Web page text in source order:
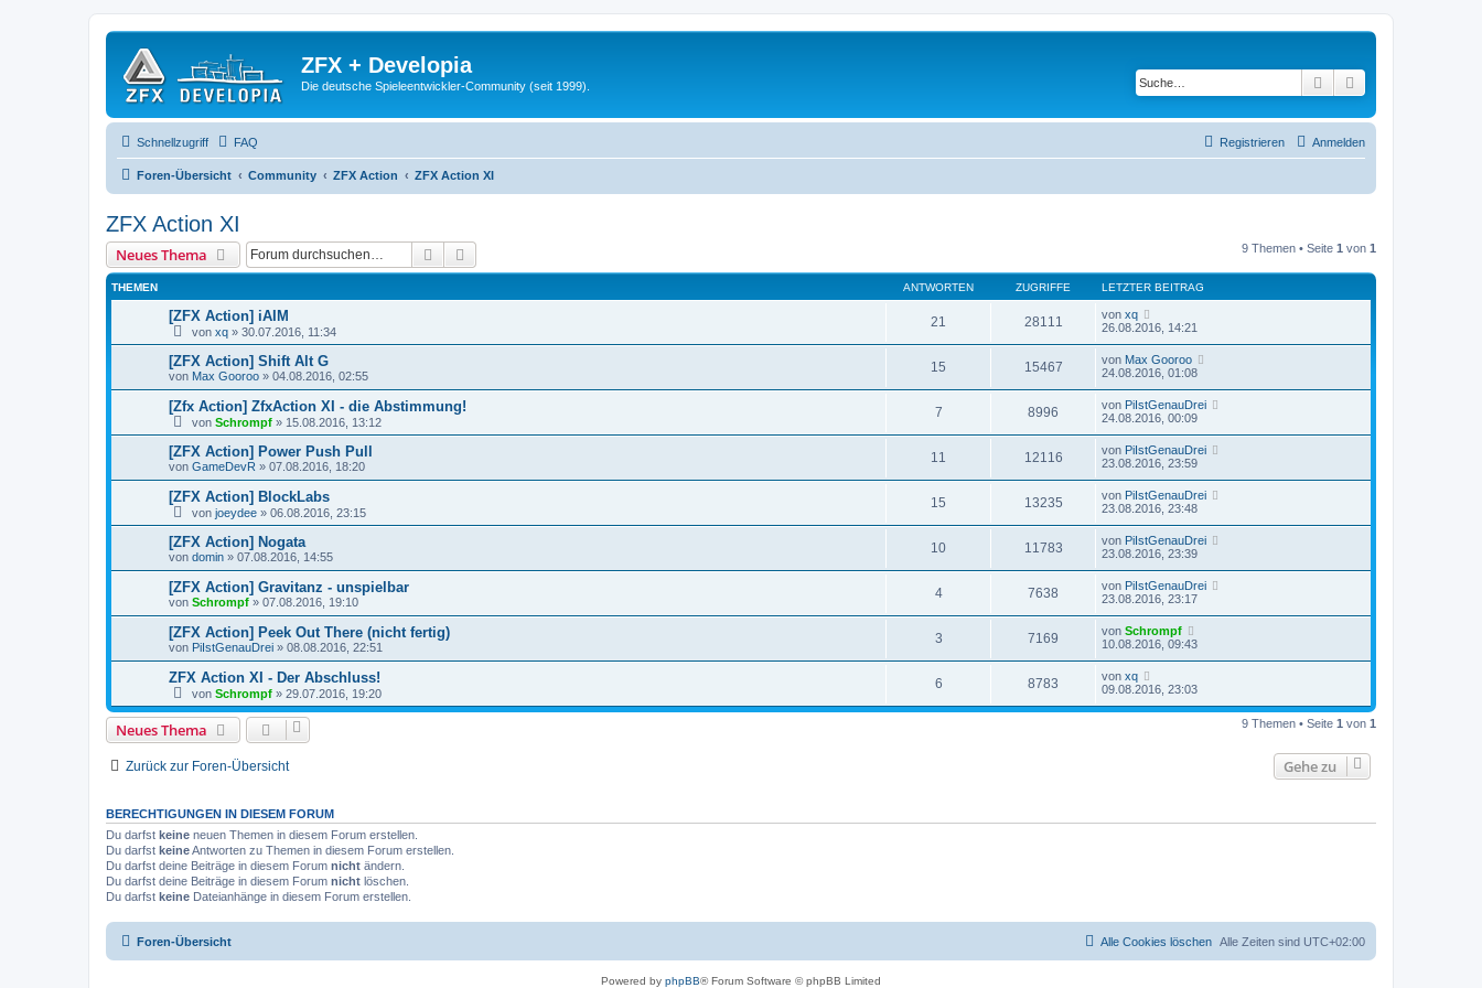
ZFX + Developia
Die deutsche Spieleentwickler-Community (seit 1999). Suche
Schnellzugriff FAQ Anmelden
Registrieren
Foren-Übersicht Community ZFX Action ZFX Action XI
ZFX Action XI
Neues Thema Suche 9 Themen • Seite 1 von 1
THEMEN ANTWORTEN ZUGRIFFE LETZTER BEITRAG
[ZFX Action] iAIM
von xq » 30.07.2016, 11:34
21 28111 von xq
26.08.2016, 14:21
[ZFX Action] Shift Alt G
von Max Gooroo » 04.08.2016, 02:55
15 15467 von Max Gooroo
24.08.2016, 01:08
[Zfx Action] ZfxAction XI - die Abstimmung!
von Schrompf » 15.08.2016, 13:12
7 8996 von PiIstGenauDrei
24.08.2016, 00:09
[ZFX Action] Power Push Pull
von GameDevR » 07.08.2016, 18:20
11 12116 von PiIstGenauDrei
23.08.2016, 23:59
[ZFX Action] BlockLabs
von joeydee » 06.08.2016, 23:15
15 13235 von PiIstGenauDrei
23.08.2016, 23:48
[ZFX Action] Nogata
von domin » 07.08.2016, 14:55
10 11783 von PiIstGenauDrei
23.08.2016, 23:39
[ZFX Action] Gravitanz - unspielbar
von Schrompf » 07.08.2016, 19:10
4 7638 von PiIstGenauDrei
23.08.2016, 23:17
[ZFX Action] Peek Out There (nicht fertig)
von PiIstGenauDrei » 08.08.2016, 22:51
3 7169 von Schrompf
10.08.2016, 09:43
ZFX Action XI - Der Abschluss!
von Schrompf » 29.07.2016, 19:20
6 8783 von xq
09.08.2016, 23:03
Neues Thema 9 Themen • Seite 1 von 1
Zurück zur Foren-Übersicht Gehe zu
BERECHTIGUNGEN IN DIESEM FORUM
Du darfst keine neuen Themen in diesem Forum erstellen.
Du darfst keineAntworten zu Themen in diesem Forum erstellen.
Du darfst deine Beiträge in diesem Forum nicht ändern.
Du darfst deine Beiträge in diesem Forum nicht löschen.
Du darfst keine Dateianhänge in diesem Forum erstellen.
Foren-Übersicht Alle Zeiten sind UTC+02:00
Alle Cookies löschen
Powered by phpBB® Forum Software © phpBB Limited